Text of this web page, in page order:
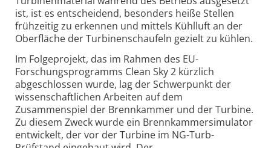
ist, ist es entscheidend, besonders heiße Stellen
frühzeitig zu erkennen und mittels Kühlluft an der
Oberfläche der Turbinenschaufeln gezielt zu kühlen.
Im Folgeprojekt, das im Rahmen des EU-
Forschungsprogramms Clean Sky 2 kürzlich
abgeschlossen wurde, lag der Schwerpunkt der
wissenschaftlichen Arbeiten auf dem
Zusammenspiel der Brennkammer und der Turbine.
Zu diesem Zweck wurde ein Brennkammersimulator
entwickelt, der vor der Turbine im NG-Turb-